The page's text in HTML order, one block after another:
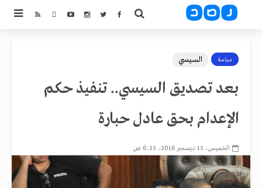
سياسة السيسي
بعد تصديق السيسي.. تنفيذ حكم
الإعدام بحق عادل حبارة
الخميس، 15 ديسمبر 2016، 6:55 ص